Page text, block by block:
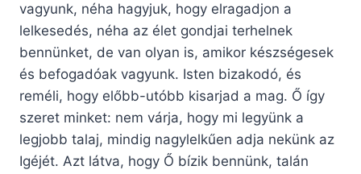
vagyunk, néha hagyjuk, hogy elragadjon a
lelkesedés, néha az élet gondjai terhelnek
bennünket, de van olyan is, amikor készségesek
és befogadóak vagyunk. Isten bizakodó, és
reméli, hogy előbb-utóbb kisarjad a mag. Ő így
szeret minket: nem várja, hogy mi legyünk a
legjobb talaj, mindig nagylelkűen adja nekünk az
Igéjét. Azt látva, hogy Ő bízik bennünk, talán